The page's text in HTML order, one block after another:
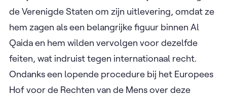
Trabelsi werd in september 2001 gearresteerd in
België op verdenking van terrorisme, kort na de
aanslagen op het World Trade Center. Hoewel er
aanvankelijk weinig tastbaar bewijs was, legde
Trabelsi na maanden van ondervragingen een
bekentenis af. In 2003 werd hij veroordeeld tot